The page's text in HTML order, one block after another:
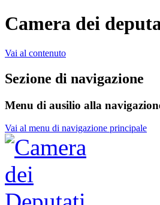
Camera dei
Vai al contenuto
Sezione di navigazione
Menu di ausilio alla
Vai al menu di navigazione principale